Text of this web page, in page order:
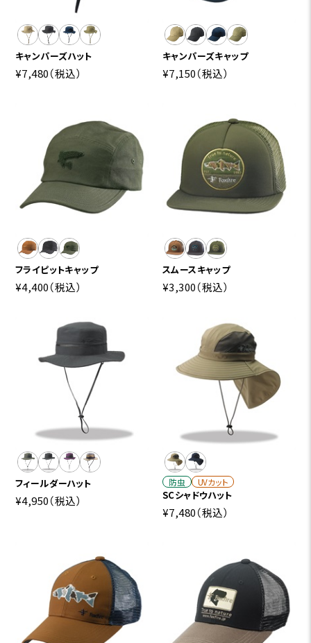
キャンパーズハット
¥7,480（税込）
キャンパーズキャップ
¥7,150（税込）
フライピットキャップ
¥4,400（税込）
スムースキャップ
¥3,300（税込）
フィールダーハット
¥4,950（税込）
防虫 UVカット
SCシャドウハット
¥7,480（税込）